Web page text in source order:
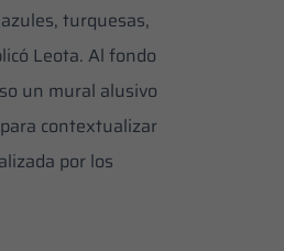
turquesas,
Leota. Al fondo
un mural alusivo
contextualizar
por los